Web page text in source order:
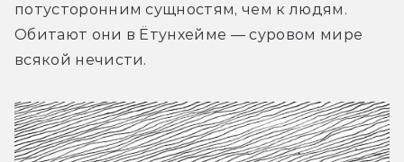
потусторонним сущностям, чем к людям.
Обитают они в Ётунхейме — суровом мире
всякой нечисти.